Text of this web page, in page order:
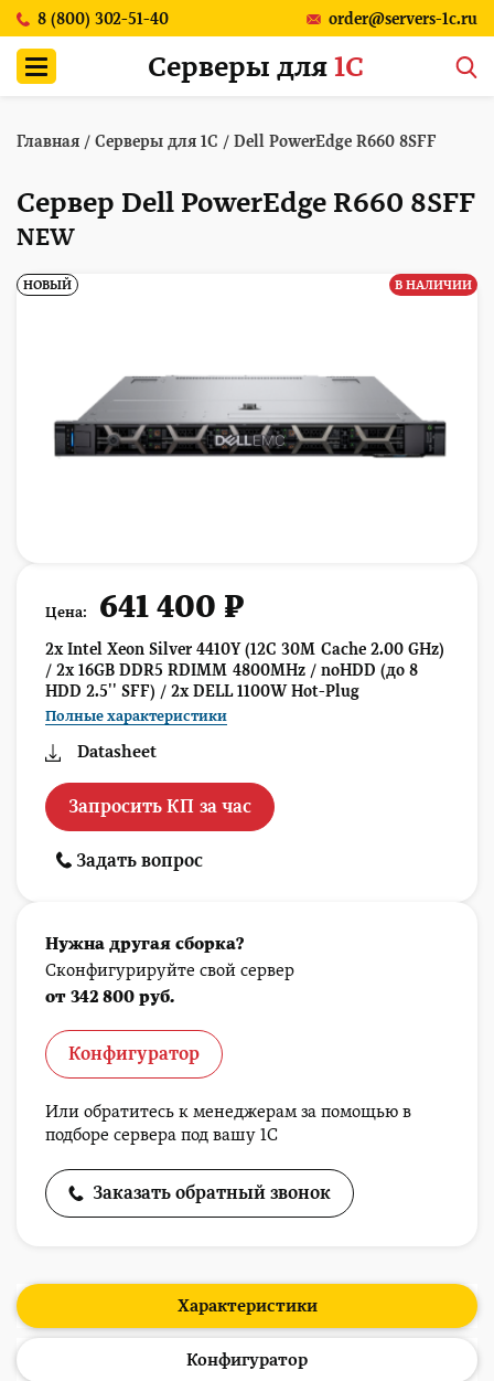
8 (800) 302-51-40 order@servers-1c.ru
Серверы для 1С
Главная / Серверы для 1С / Dell PowerEdge R660 8SFF
Сервер Dell PowerEdge R660 8SFF
NEW
НОВЫЙ В НАЛИЧИИ
Цена: 641 400 ₽
2x Intel Xeon Silver 4410Y (12C 30M Cache 2.00 GHz)
/ 2x 16GB DDR5 RDIMM 4800MHz / noHDD (до 8
HDD 2.5'' SFF) / 2x DELL 1100W Hot-Plug
Полные характеристики
Datasheet
Запросить КП за час
Задать вопрос
Нужна другая сборка?
Сконфигурируйте свой сервер
от 342 800 руб.
Конфигуратор
Или обратитесь к менеджерам за помощью в
подборе сервера под вашу 1С
Заказать обратный звонок
Характеристики
Конфигуратор